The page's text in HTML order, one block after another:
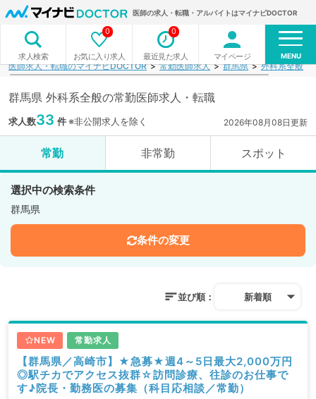
医師の求人・転職・アルバイトはマイナビDOCTOR
求人検索 お気に入り求人
0
最近見た求人
0
マイページ MENU
医師求人・転職のマイナビDOCTOR 常勤医師求人 群馬県 外科系全般
群馬県 外科系全般の常勤医師求人・転職
求人数33 件※非公開求人を除く 2026年08月08日更新
常勤 非常勤 スポット
選択中の検索条件
群馬県
条件の変更
並び順： 新着順
NEW 常勤求人
【群馬県／高崎市】★急募★週4～5日最大2,000万円
◎駅チカでアクセス抜群☆訪問診療、往診のお仕事で
す♪院長・勤務医の募集（科目応相談／常勤）